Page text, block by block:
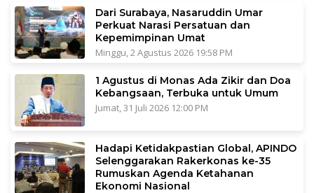
Dari Surabaya, Nasaruddin Umar
Perkuat Narasi Persatuan dan
Kepemimpinan Umat
Minggu, 2 Agustus 2026 19:58 PM
1 Agustus di Monas Ada Zikir dan Doa
Kebangsaan, Terbuka untuk Umum
Jumat, 31 Juli 2026 12:00 PM
Hadapi Ketidakpastian Global, APINDO
Selenggarakan Rakerkonas ke-35
Rumuskan Agenda Ketahanan
Ekonomi Nasional